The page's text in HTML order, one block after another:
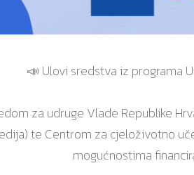
📣 Ulovi sredstva iz programa
za udruge Vlade Republike
te Centrom za cjeloživotno
mogućnostima